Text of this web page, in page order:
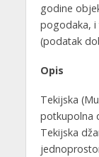
godine
pogodaka, i
(podatak
Opis
Tekijska
potkupolna
Tekijska